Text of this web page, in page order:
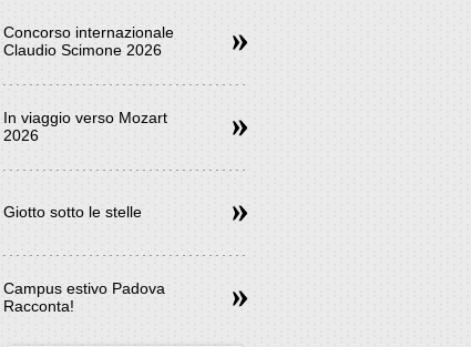
Concorso internazionale
Claudio Scimone 2026
In viaggio verso Mozart
2026
Giotto sotto le stelle
Campus estivo Padova
Racconta!